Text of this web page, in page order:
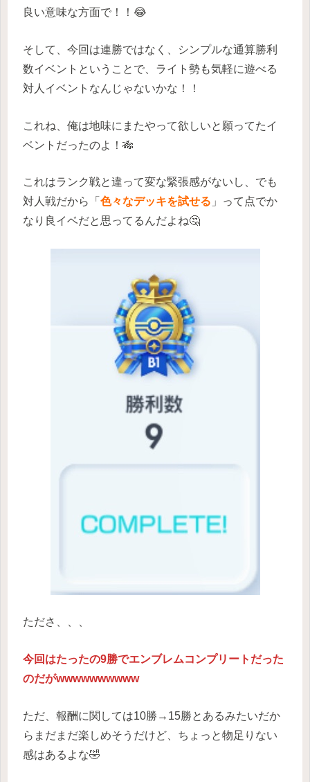
良い意味な方面で！！😂
そして、今回は連勝ではなく、シンプルな通算勝利
数イベントということで、ライト勢も気軽に遊べる
対人イベントなんじゃないかな！！
これね、俺は地味にまたやって欲しいと願ってたイ
ベントだったのよ！🎋
これはランク戦と違って変な緊張感がないし、でも
対人戦だから「 色々なデッキを試せる 」って点でか
なり良イベだと思ってるんだよね🤔
たださ、、、
今回はたったの9勝でエンブレムコンプリートだった
のだがwwwwwwwwww
ただ、報酬に関しては10勝→15勝とあるみたいだか
らまだまだ楽しめそうだけど、ちょっと物足りない
感はあるよな🤣